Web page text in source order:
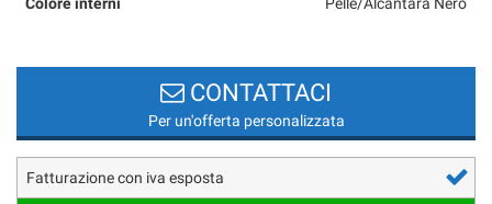
CONTATTACI
Per un'offerta personalizzata
Fatturazione con iva esposta